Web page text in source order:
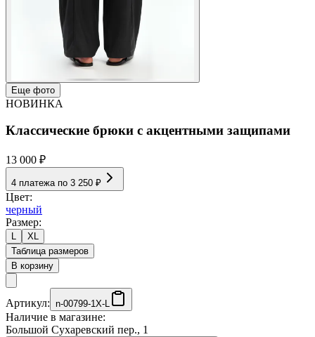
Еще фото
НОВИНКА
Классические брюки с акцентными защипами
13 000 ₽
4 платежа по 3 250 ₽
Цвет:
черный
Размер:
L
XL
Таблица размеров
В корзину
Артикул: n-00799-1X-L
Наличие в магазине:
Большой Сухаревский пер., 1